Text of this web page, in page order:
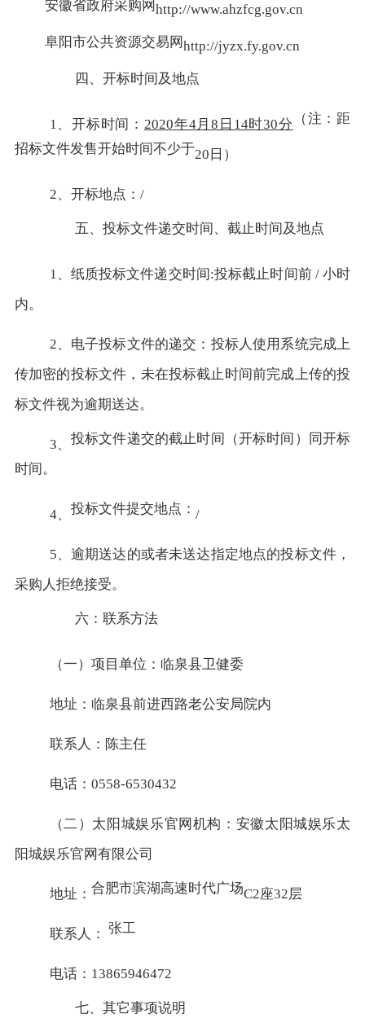
安徽省政府采购网http://www.ahzfcg.gov.cn
阜阳市公共资源交易网http://jyzx.fy.gov.cn
四、开标时间及地点
1、开标时间： 2020年4月8日14时30分 （注：距
招标文件发售开始时间不少于20日）
2、开标地点：/
五、投标文件递交时间、截止时间及地点
1、纸质投标文件递交时间:投标截止时间前 / 小时
内。
2、电子投标文件的递交：投标人使用系统完成上
传加密的投标文件，未在投标截止时间前完成上传的投
标文件视为逾期送达。
3、 投标文件递交的截止时间（开标时间）同开标
时间。
4、 投标文件提交地点： /
5、逾期送达的或者未送达指定地点的投标文件，
采购人拒绝接受。
六：联系方法
（一）项目单位：临泉县卫健委
地址：临泉县前进西路老公安局院内
联系人：陈主任
电话：0558-6530432
（二）太阳城娱乐官网机构：安徽太阳城娱乐太
阳城娱乐官网有限公司
地址： 合肥市滨湖高速时代广场C2座32层
联系人： 张工
电话：13865946472
七、其它事项说明